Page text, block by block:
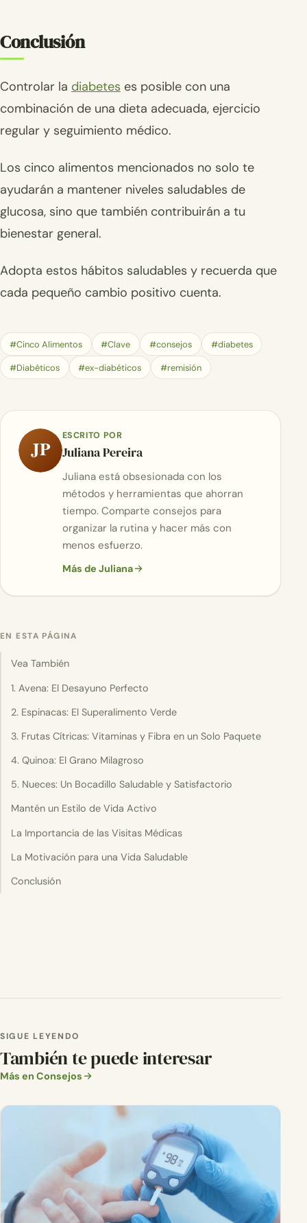
Conclusión
Controlar la diabetes es posible con una
combinación de una dieta adecuada, ejercicio
regular y seguimiento médico.
Los cinco alimentos mencionados no solo te
ayudarán a mantener niveles saludables de
glucosa, sino que también contribuirán a tu
bienestar general.
Adopta estos hábitos saludables y recuerda que
cada pequeño cambio positivo cuenta.
#Cinco Alimentos #Clave #consejos #diabetes
#Diabéticos #ex-diabéticos #remisión
JP
ESCRITO POR
Juliana Pereira
Juliana está obsesionada con los
métodos y herramientas que ahorran
tiempo. Comparte consejos para
organizar la rutina y hacer más con
menos esfuerzo.
Más de Juliana
EN ESTA PÁGINA
Vea También
1. Avena: El Desayuno Perfecto
2. Espinacas: El Superalimento Verde
3. Frutas Cítricas: Vitaminas y Fibra en un Solo Paquete
4. Quinoa: El Grano Milagroso
5. Nueces: Un Bocadillo Saludable y Satisfactorio
Mantén un Estilo de Vida Activo
La Importancia de las Visitas Médicas
La Motivación para una Vida Saludable
Conclusión
SIGUE LEYENDO
También te puede interesar
Más en Consejos